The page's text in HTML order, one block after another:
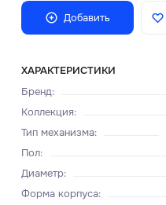
Добавить
ХАРАКТЕРИСТИКИ
Бренд:
Коллекция:
Тип механизма:
Пол:
Диаметр:
Форма корпуса:
Блог